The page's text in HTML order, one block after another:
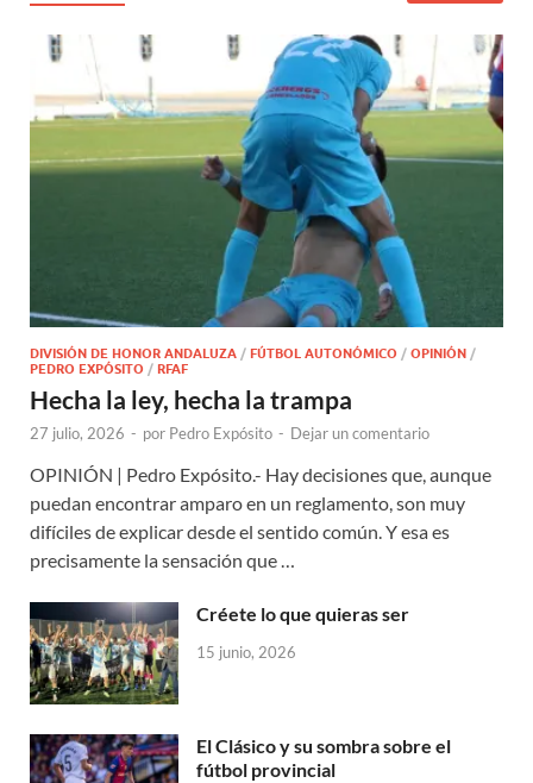
DIVISIÓN DE HONOR ANDALUZA / FÚTBOL AUTONÓMICO / OPINIÓN /
PEDRO EXPÓSITO / RFAF
Hecha la ley, hecha la trampa
27 julio, 2026 - por Pedro Expósito - Dejar un comentario
OPINIÓN | Pedro Expósito.- Hay decisiones que, aunque
puedan encontrar amparo en un reglamento, son muy
difíciles de explicar desde el sentido común. Y esa es
precisamente la sensación que …
Créete lo que quieras ser
15 junio, 2026
El Clásico y su sombra sobre el
fútbol provincial